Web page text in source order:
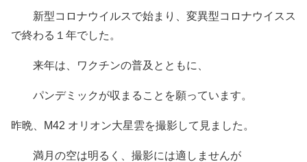
新型コロナウイルスで始まり、変異型コロナウイスス
で終わる１年でした。
来年は、ワクチンの普及とともに、
パンデミックが収まることを願っています。
昨晩、M42 オリオン大星雲を撮影して見ました。
満月の空は明るく、撮影には適しませんが